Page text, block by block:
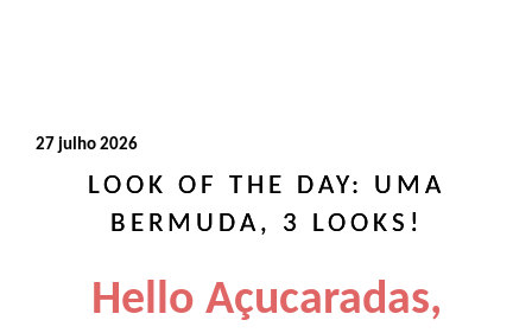
27 julho 2026
LOOK OF THE DAY: UMA
BERMUDA, 3 LOOKS!
Hello Açucaradas,